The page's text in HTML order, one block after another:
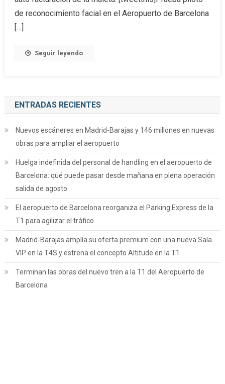
de reconocimiento facial en el Aeropuerto de Barcelona
[…]
Seguir leyendo
ENTRADAS RECIENTES
Nuevos escáneres en Madrid-Barajas y 146 millones en nuevas
obras para ampliar el aeropuerto
Huelga indefinida del personal de handling en el aeropuerto de
Barcelona: qué puede pasar desde mañana en plena operación
salida de agosto
El aeropuerto de Barcelona reorganiza el Parking Express de la
T1 para agilizar el tráfico
Madrid-Barajas amplía su oferta premium con una nueva Sala
VIP en la T4S y estrena el concepto Altitude en la T1
Terminan las obras del nuevo tren a la T1 del Aeropuerto de
Barcelona